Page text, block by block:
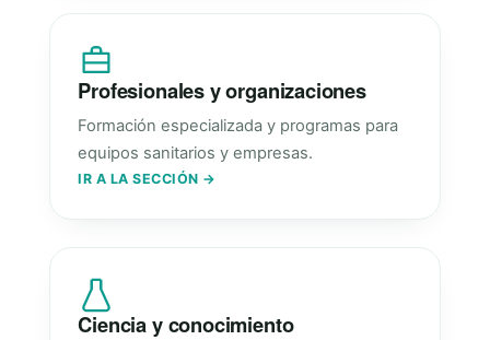
Profesionales y organizaciones
Formación especializada y programas para
equipos sanitarios y empresas.
IR A LA SECCIÓN →
Ciencia y conocimiento